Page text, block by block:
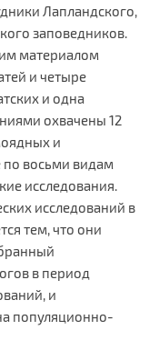
Лапландского,
заповедников.
материалом
и четыре
и одна
охвачены 12
и
восьми видам
исследования.
исследований в
тем, что они
в период
и
популяционно-